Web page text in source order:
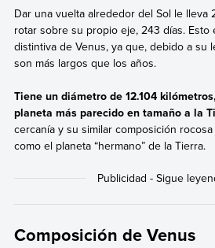
Dar una vuelta alrededor del Sol le lleva
rotar sobre su propio eje, 243 días. Esto
distintiva de Venus, ya que, debido a su
son más largos que los años.
Tiene un diámetro de 12.104
planeta más parecido en tamaño a la
cercanía y su similar composición
como el planeta “hermano” de la Tierra.
Composición de Venus